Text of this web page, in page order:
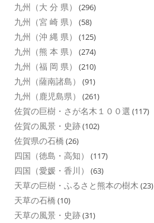
九州（大 分 県） (296)
九州（宮 崎 県） (58)
九州（沖 縄 県） (125)
九州（熊 本 県） (274)
九州（福 岡 県） (210)
九州（薩南諸島） (91)
九州（鹿児島県） (261)
佐賀の巨樹・さが名木１００選 (117)
佐賀の風景・史跡(102)
佐賀県の石橋 (26)
四国（徳島・高知） (117)
四国（愛媛・香川） (63)
天草の巨樹・ふるさと熊本の樹木 (23)
天草の石橋 (10)
天草の風景・史跡(31)